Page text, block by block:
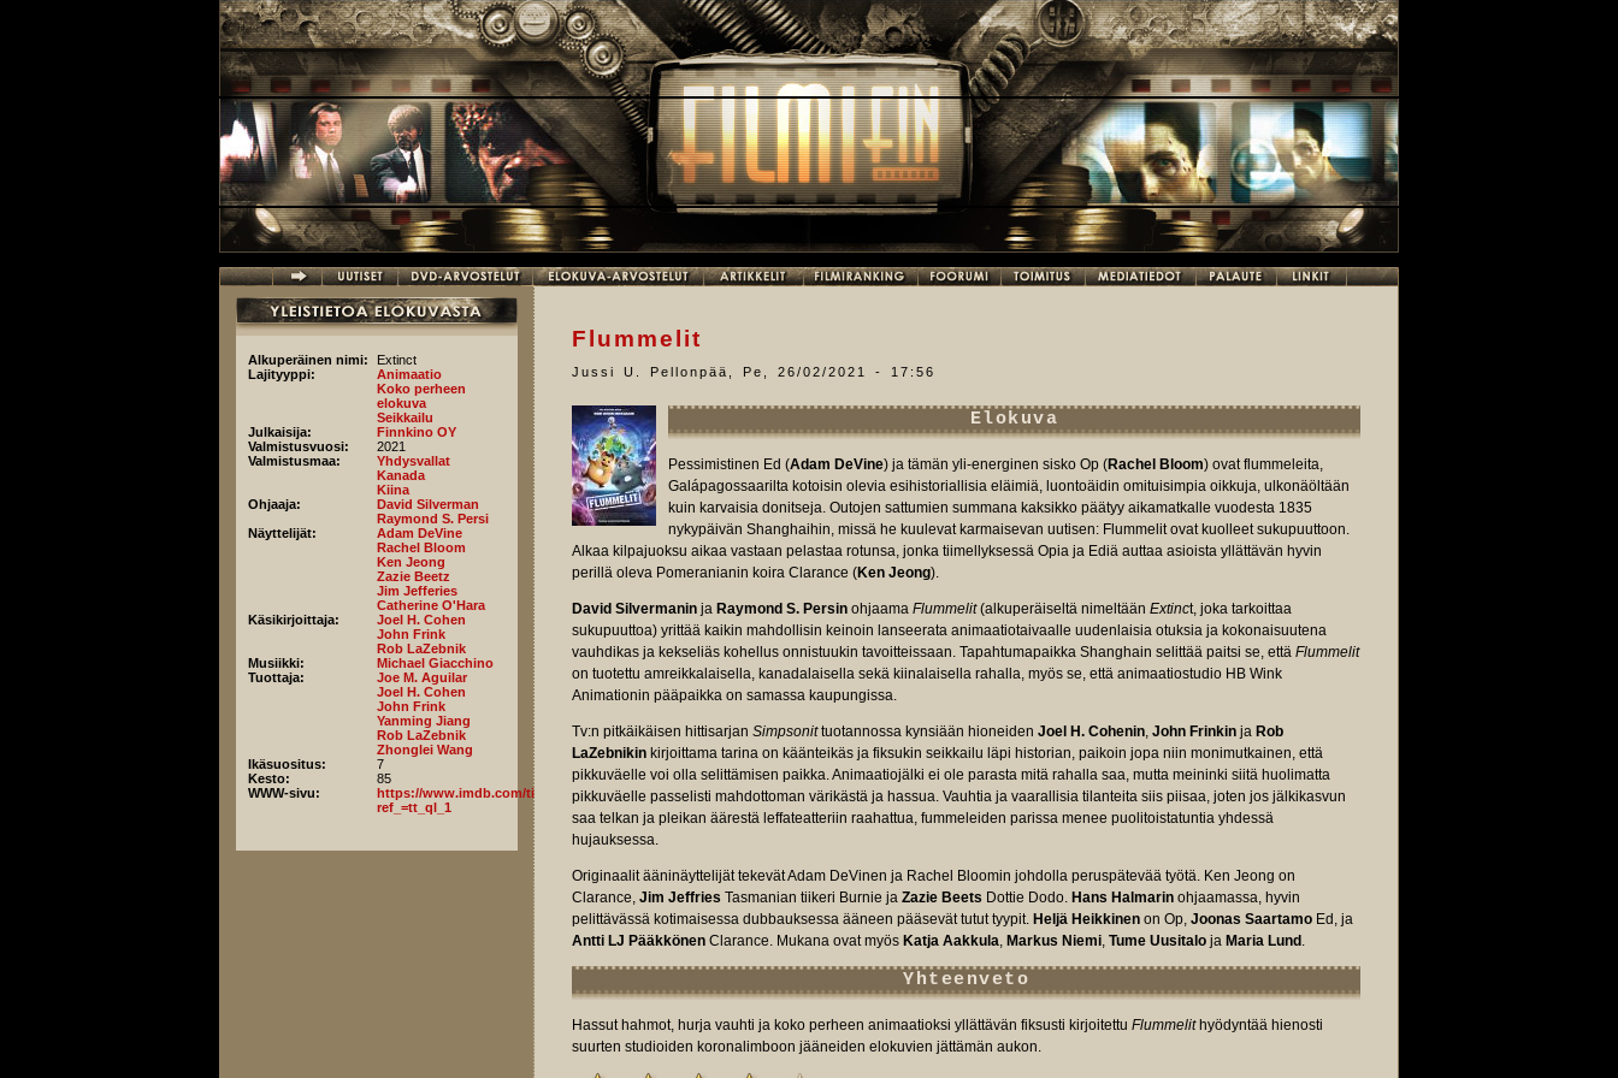
Alkuperäinen nimi:
Extinct
Lajityyppi:
Animaatio
Koko perheen
elokuva
Seikkailu
Julkaisija:
Finnkino OY
Valmistusvuosi:
2021
Valmistusmaa:
Yhdysvallat
Kanada
Kiina
Ohjaaja:
David Silverman
Raymond S. Persi
Näyttelijät:
Adam DeVine
Rachel Bloom
Ken Jeong
Zazie Beetz
Jim Jefferies
Catherine O'Hara
Käsikirjoittaja:
Joel H. Cohen
John Frink
Rob LaZebnik
Musiikki:
Michael Giacchino
Tuottaja:
Joe M. Aguilar
Joel H. Cohen
John Frink
Yanming Jiang
Rob LaZebnik
Zhonglei Wang
Ikäsuositus:
7
Kesto:
85
WWW-sivu:
https://www.imdb.com/title/tt8241000/fullcredits?
ref_=tt_ql_1
Flummelit
Jussi U. Pellonpää Pe, 26/02/2021 - 17:56
Elokuva
Pessimistinen Ed (Adam DeVine) ja tämän yli-energinen sisko Op (Rachel Bloom) ovat flummeleita,
Galápagossaarilta kotoisin olevia esihistoriallisia eläimiä, luontoäidin omituisimpia oikkuja, ulkonäöltään
kuin karvaisia donitseja. Outojen sattumien summana kaksikko päätyy aikamatkalle vuodesta 1835
nykypäivän Shanghaihin, missä he kuulevat karmaisevan uutisen: Flummelit ovat kuolleet sukupuuttoon.
Alkaa kilpajuoksu aikaa vastaan pelastaa rotunsa, jonka tiimellyksessä Opia ja Ediä auttaa asioista yllättävän hyvin
perillä oleva Pomeranianin koira Clarance (Ken Jeong).
David Silvermanin ja Raymond S. Persin ohjaama Flummelit(alkuperäiseltä nimeltään Extinct, joka tarkoittaa
sukupuuttoa) yrittää kaikin mahdollisin keinoin lanseerata animaatiotaivaalle uudenlaisia otuksia ja kokonaisuutena
vauhdikas ja kekseliäs kohellus onnistuukin tavoitteissaan. Tapahtumapaikka Shanghain selittää paitsi se, että Flummelit
on tuotettu amreikkalaisella, kanadalaisella sekä kiinalaisella rahalla, myös se, että animaatiostudio HB Wink
Animationin pääpaikka on samassa kaupungissa.
Tv:n pitkäikäisen hittisarjan Simpsonittuotannossa kynsiään hioneiden Joel H. Cohenin, John Frinkin ja Rob
LaZebnikin kirjoittama tarina on käänteikäs ja fiksukin seikkailu läpi historian, paikoin jopa niin monimutkainen, että
pikkuväelle voi olla selittämisen paikka. Animaatiojälki ei ole parasta mitä rahalla saa, mutta meininki siitä huolimatta
pikkuväelle passelisti mahdottoman värikästä ja hassua. Vauhtia ja vaarallisia tilanteita siis piisaa, joten jos jälkikasvun
saa telkan ja pleikan äärestä leffateatteriin raahattua, fummeleiden parissa menee puolitoistatuntia yhdessä
hujauksessa.
Originaalit ääninäyttelijät tekevät Adam DeVinen ja Rachel Bloomin johdolla peruspätevää työtä. Ken Jeong on
Clarance, Jim Jeffries Tasmanian tiikeri Burnie ja Zazie Beets Dottie Dodo. Hans Halmarin ohjaamassa, hyvin
pelittävässä kotimaisessa dubbauksessa ääneen pääsevät tutut tyypit. Heljä Heikkinen on Op, Joonas Saartamo Ed, ja
Antti LJ Pääkkönen Clarance. Mukana ovat myös Katja Aakkula, Markus Niemi, Tume Uusitalo ja Maria Lund .
Yhteenveto
Hassut hahmot, hurja vauhti ja koko perheen animaatioksi yllättävän fiksusti kirjoitettu Flummelit hyödyntää hienosti
suurten studioiden koronalimboon jääneiden elokuvien jättämän aukon.